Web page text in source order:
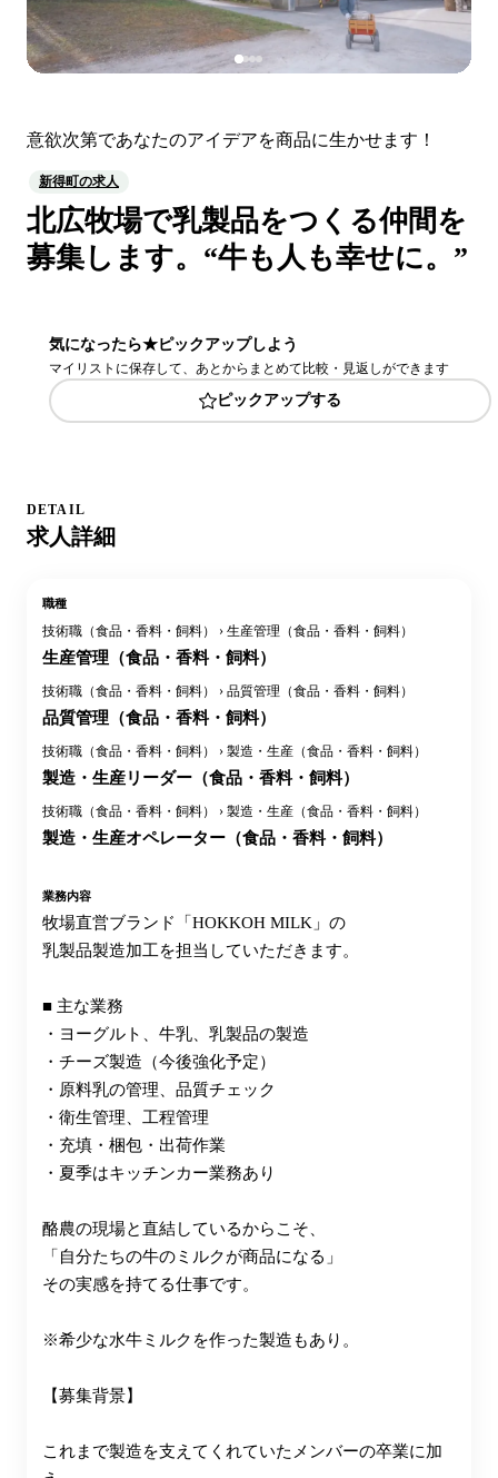
意欲次第であなたのアイデアを商品に生かせます！
新得町の求人
北広牧場で乳製品をつくる仲間を
募集します。“牛も人も幸せに。”
気になったら★ピックアップしよう
マイリストに保存して、あとからまとめて比較・見返しができます
ピックアップする
DETAIL
求人詳細
職種
技術職（食品・香料・飼料） › 生産管理（食品・香料・飼料）
生産管理（食品・香料・飼料）
技術職（食品・香料・飼料） › 品質管理（食品・香料・飼料）
品質管理（食品・香料・飼料）
技術職（食品・香料・飼料） › 製造・生産（食品・香料・飼料）
製造・生産リーダー（食品・香料・飼料）
技術職（食品・香料・飼料） › 製造・生産（食品・香料・飼料）
製造・生産オペレーター（食品・香料・飼料）
業務内容
牧場直営ブランド「HOKKOH MILK」の
乳製品製造加工を担当していただきます。
■ 主な業務
・ヨーグルト、牛乳、乳製品の製造
・チーズ製造（今後強化予定）
・原料乳の管理、品質チェック
・衛生管理、工程管理
・充填・梱包・出荷作業
・夏季はキッチンカー業務あり
酪農の現場と直結しているからこそ、
「自分たちの牛のミルクが商品になる」
その実感を持てる仕事です。
※希少な水牛ミルクを作った製造もあり。
【募集背景】
これまで製造を支えてくれていたメンバーの卒業に加